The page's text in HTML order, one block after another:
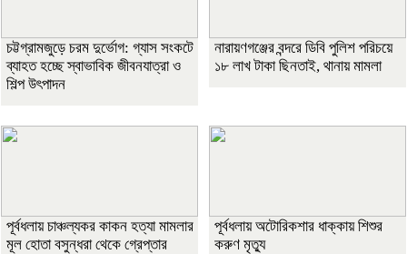
চট্টগ্রামজুড়ে চরম দুর্ভোগ: গ্যাস সংকটে
ব্যাহত হচ্ছে স্বাভাবিক জীবনযাত্রা ও
শিল্প উৎপাদন
নারায়ণগঞ্জের বন্দরে ডিবি পুলিশ পরিচয়ে
১৮ লাখ টাকা ছিনতাই, থানায় মামলা
পূর্বধলায় চাঞ্চল্যকর কাকন হত্যা মামলার
মূল হোতা বসুন্ধরা থেকে গ্রেপ্তার
পূর্বধলায় অটোরিকশার ধাক্কায় শিশুর
করুণ মৃত্যু